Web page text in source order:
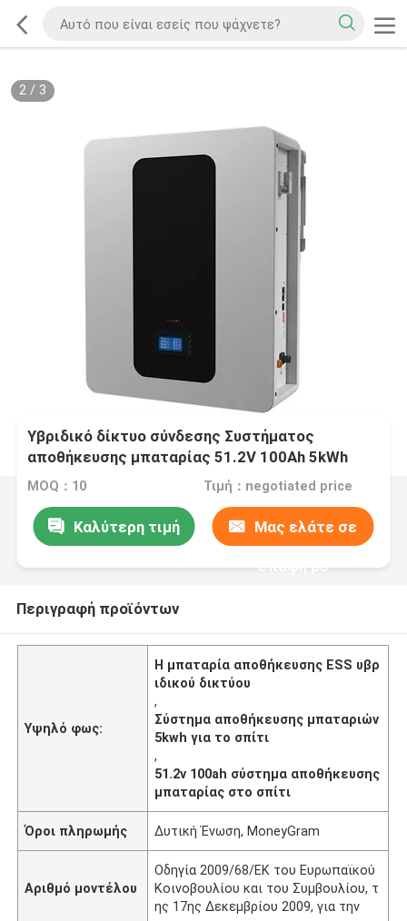
2/ 3
Υβριδικό δίκτυο σύνδεσης Συστήματος
αποθήκευσης μπαταρίας 51.2V 100Ah 5kWh
μπαταρία αποθήκευσης ESS
MOQ：10 Τιμή：negotiated price
Καλύτερη τιμή Μας ελάτε σε
επαφή με
Περιγραφή προϊόντων
Υψηλό φως:
Η μπαταρία αποθήκευσης ESS υβρ
ιδικού δικτύου
,
Σύστημα αποθήκευσης μπαταριών
5kwh για το σπίτι
,
51.2v 100ah σύστημα αποθήκευσης
μπαταρίας στο σπίτι
Όροι πληρωμής Δυτική Ένωση, MoneyGram
Αριθμό μοντέλου
Οδηγία 2009/68/ΕΚ του Ευρωπαϊκού
Κοινοβουλίου και του Συμβουλίου, τ
ης 17ης Δεκεμβρίου 2009, για την